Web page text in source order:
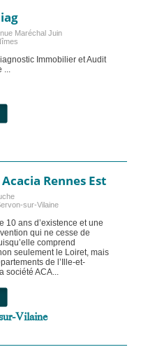
Maréchal Juin
Immobilier et Audit
...
Rennes Est
sur-Vilaine
10 ans d’existence et une
qui ne cesse de
comprend
seulement le Loiret, mais
de l’Ille-et-
société ACA...
Vilaine